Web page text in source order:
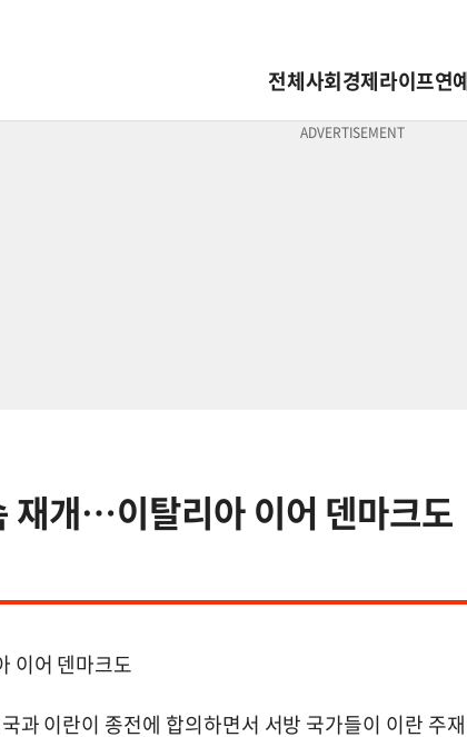
전체사회경제라이프연
재개…이탈리아 이어 덴마크도
이어 덴마크도
과 이란이 종전에 합의하면서 서방 국가들이 이란 주